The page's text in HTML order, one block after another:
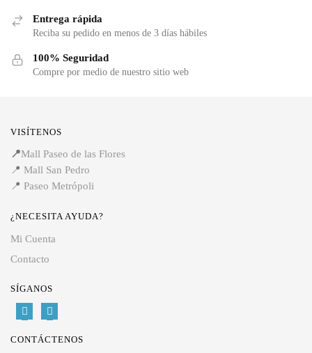
Entrega rápida
Reciba su pedido en menos de 3 días hábiles
100% Seguridad
Compre por medio de nuestro sitio web
VISÍTENOS
📍Mall Paseo de las Flores
📍 Mall San Pedro
📍 Paseo Metrópoli
¿NECESITA AYUDA?
Mi Cuenta
Contacto
SÍGANOS
CONTÁCTENOS